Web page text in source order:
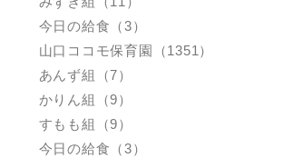
今日の給食（3）
山口ココモ保育園（1351）
あんず組（7）
かりん組（9）
すもも組（9）
今日の給食（3）